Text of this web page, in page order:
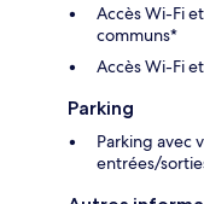
Accès Wi-Fi
communs*
Accès Wi-Fi
Parking
Parking avec
entrées/